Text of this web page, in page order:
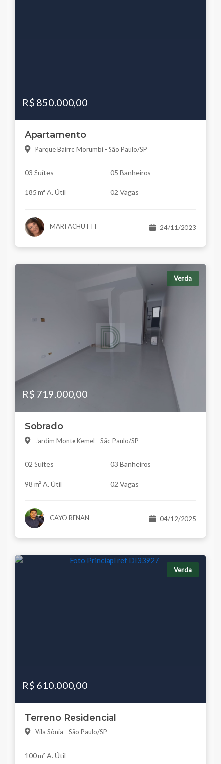
R$ 850.000,00
Apartamento
Parque Bairro Morumbi - São Paulo/SP
03 Suítes 05 Banheiros
185 m² A. Útil 02 Vagas
MARI ACHUTTI 24/11/2023
Venda
R$ 719.000,00
Sobrado
Jardim Monte Kemel - São Paulo/SP
02 Suítes 03 Banheiros
98 m² A. Útil 02 Vagas
CAYO RENAN 04/12/2025
Venda
R$ 610.000,00
Terreno Residencial
Vila Sônia - São Paulo/SP
100 m² A. Útil